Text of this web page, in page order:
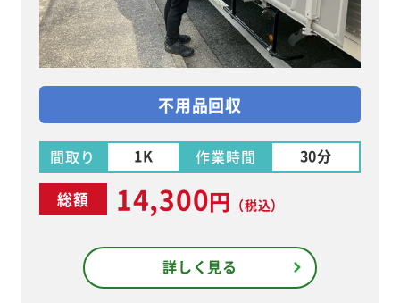
不用品回収
間取り 1K 作業時間 30分
総額 14,300円 （税込）
詳しく見る